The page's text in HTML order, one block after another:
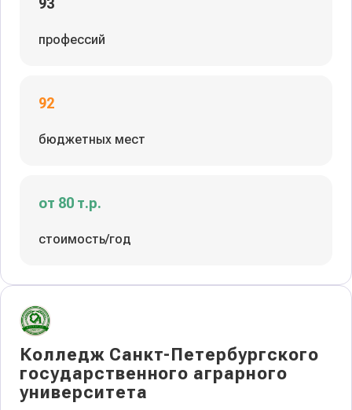
93
профессий
92
бюджетных мест
от 80 т.р.
стоимость/год
Колледж Санкт-Петербургского
государственного аграрного
университета